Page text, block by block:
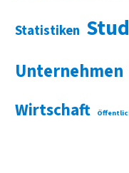
Statistiken
Unternehmen
Wirtschaft